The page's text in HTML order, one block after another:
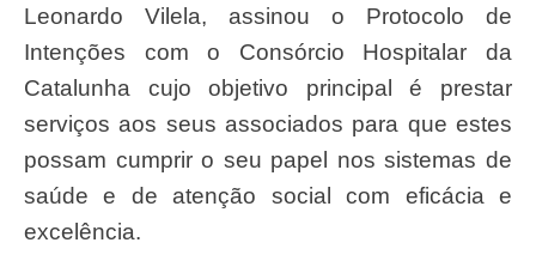
Leonardo Vilela, assinou o Protocolo de
Intenções com o Consórcio Hospitalar da
Catalunha cujo objetivo principal é prestar
serviços aos seus associados para que estes
possam cumprir o seu papel nos sistemas de
saúde e de atenção social com eficácia e
excelência.